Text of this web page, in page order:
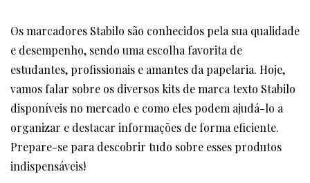
Os marcadores Stabilo são conhecidos pela sua qualidade
e desempenho, sendo uma escolha favorita de
estudantes, profissionais e amantes da papelaria. Hoje,
vamos falar sobre os diversos kits de marca texto Stabilo
disponíveis no mercado e como eles podem ajudá-lo a
organizar e destacar informações de forma eficiente.
Prepare-se para descobrir tudo sobre esses produtos
indispensáveis!